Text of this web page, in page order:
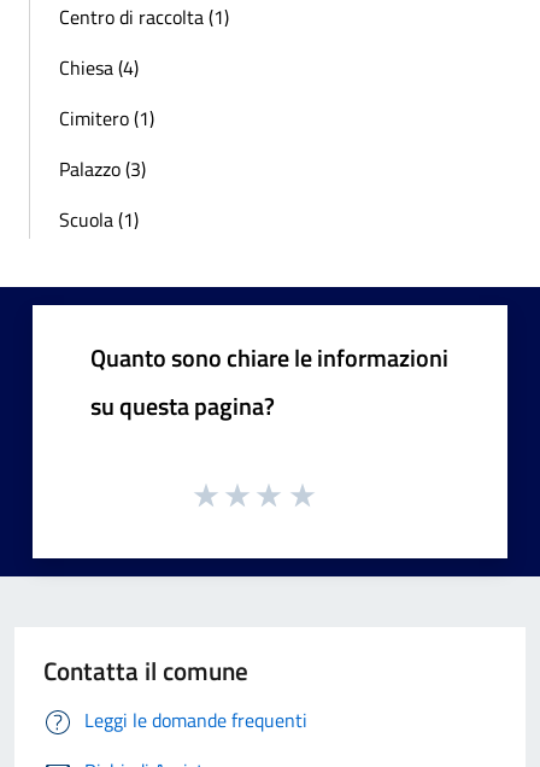
Centro di raccolta (1)
Chiesa (4)
Cimitero (1)
Palazzo (3)
Scuola (1)
Quanto sono chiare le informazioni
su questa pagina?
Contatta il comune
Leggi le domande frequenti